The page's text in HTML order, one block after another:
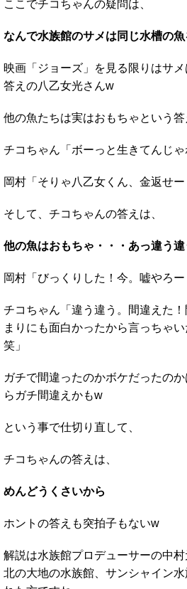
ここでチコちゃんの疑問は、
なんで水族館のサメは同じ水槽の
映画「ジョーズ」を見る限りはサ
答えの八乙女光さんw
他の魚たちは実はおもちゃという答
チコちゃん「ボーっと生きてんじゃ
岡村「そりゃ八乙女くん、金返せー
そして、チコちゃんの答えは、
他の魚はおもちゃ・・・あっ違う違
岡村「びっくりした！今。嘘やろー
チコちゃん「違う違う。間違えた
まりにも面白かったから言っちゃい
笑」
ガチで間違ったのかボケだったの
らガチ間違えかもw
という事で仕切り直して、
チコちゃんの答えは、
めんどうくさいから
ホントの答えも突拍子もないw
解説は水族館プロデューサーの中村
北の大地の水族館、サンシャイン